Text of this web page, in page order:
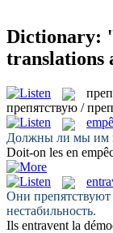
Dictionary:
translations
препятствую /
Должны ли мы им
Doit-on les en
Они препятствуют
нестабильность.
Ils entravent la